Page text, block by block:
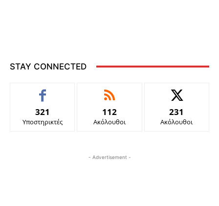
STAY CONNECTED
321
Υποστηρικτές
112
Ακόλουθοι
231
Ακόλουθοι
- Advertisement -